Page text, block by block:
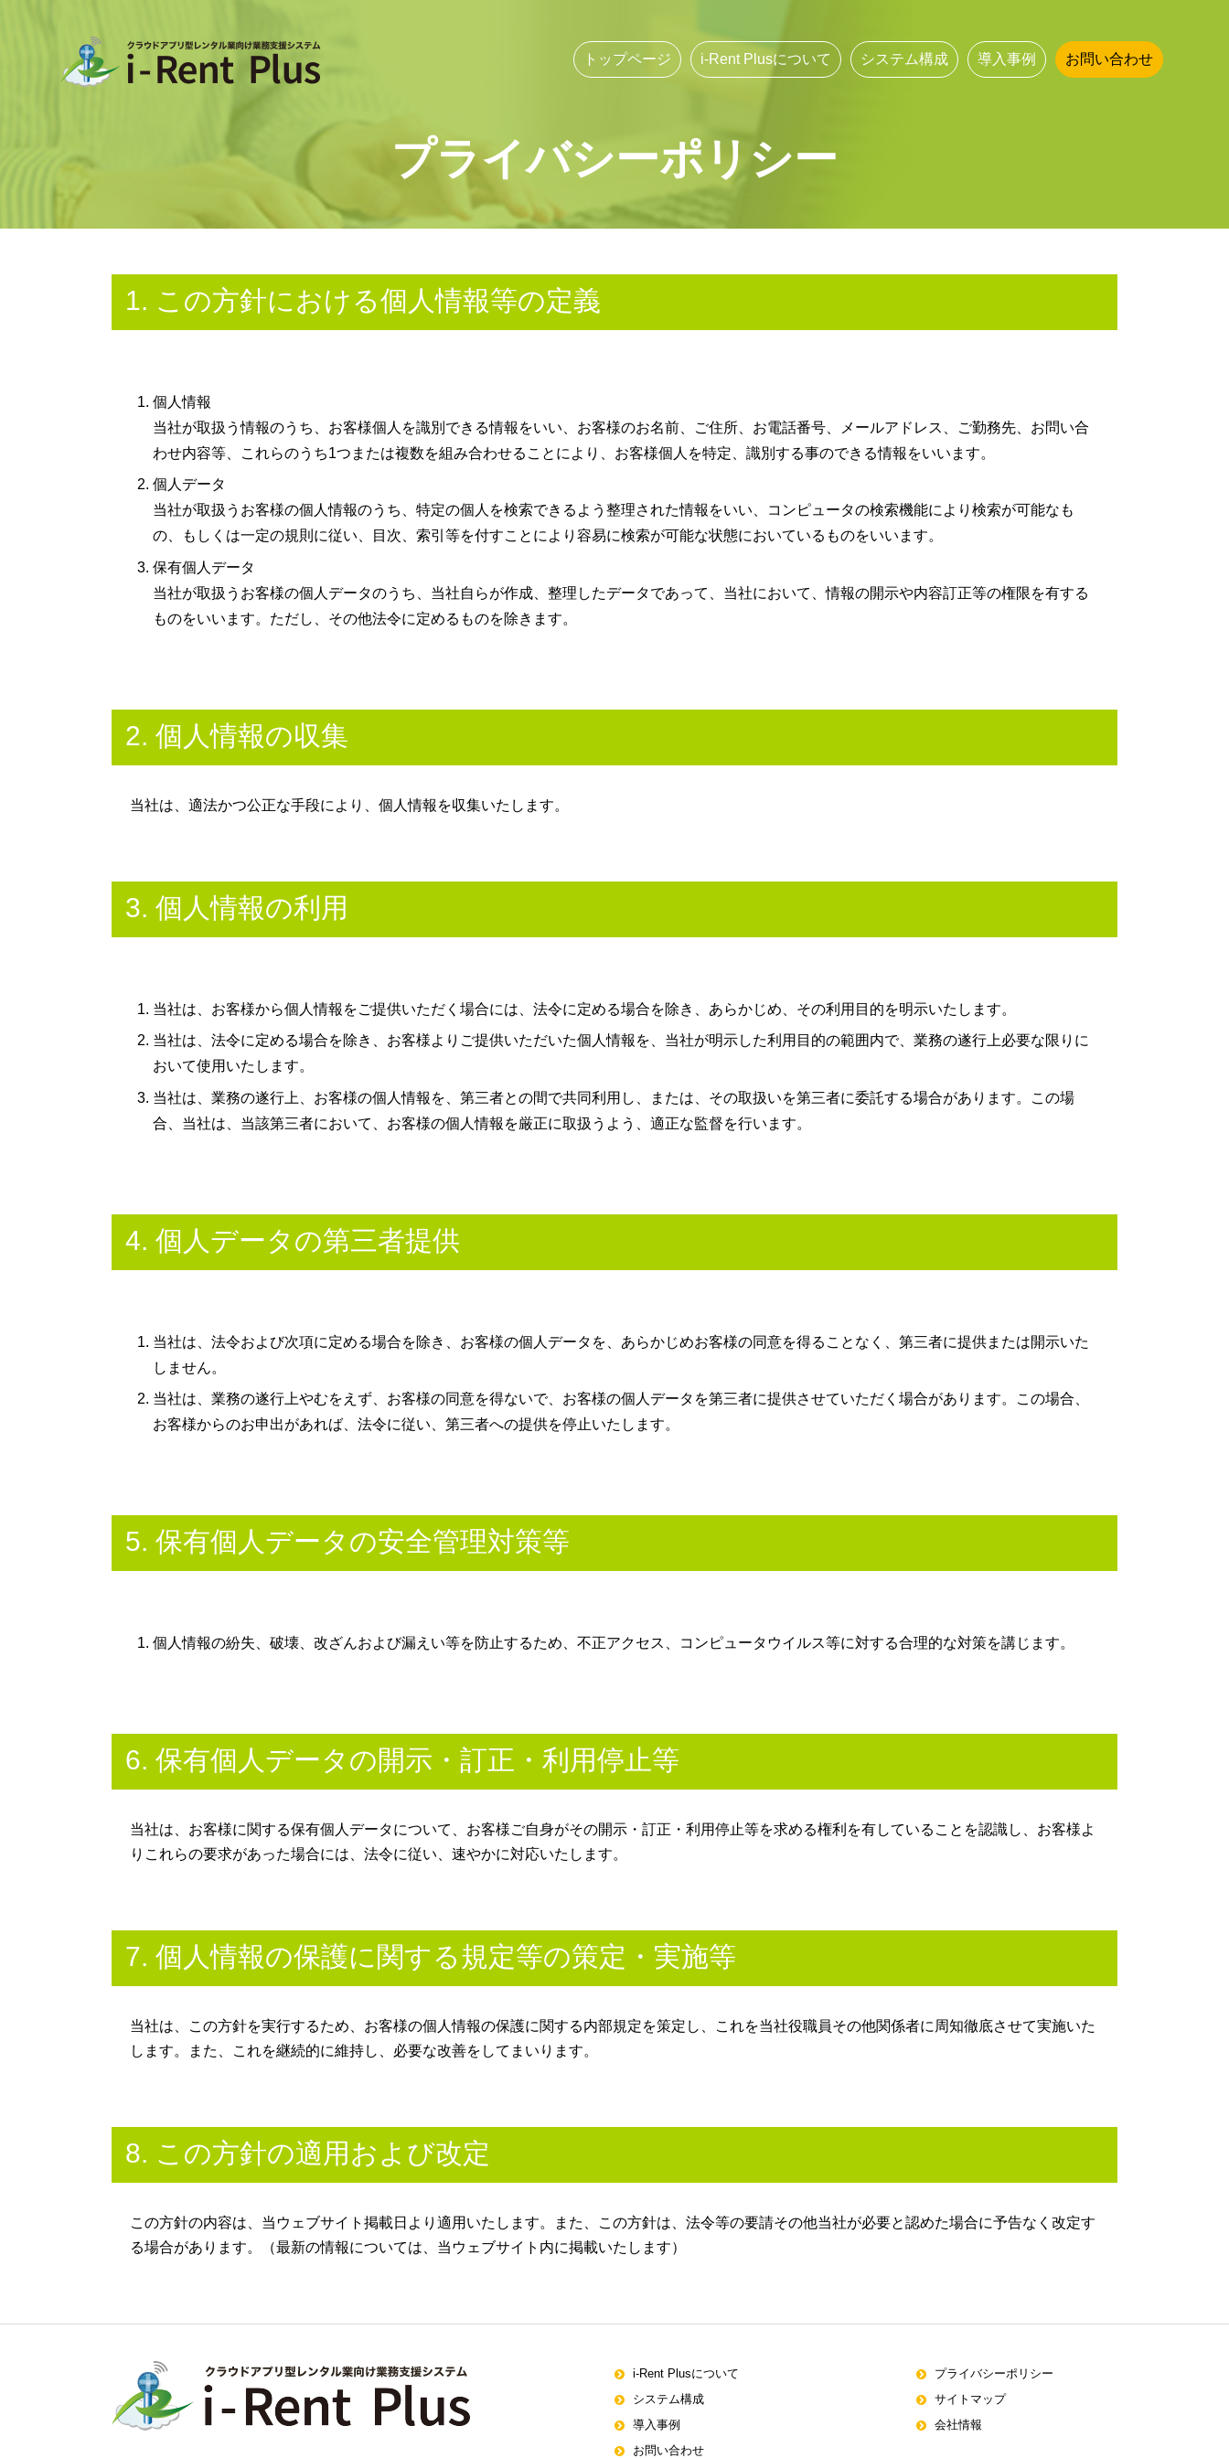
トップページ i-Rent Plusについて システム構成 導入事例 お問い合わせ
プライバシーポリシー
1. この方針における個人情報等の定義
個人情報
当社が取扱う情報のうち、お客様個人を識別できる情報をいい、お客様のお名前、ご住所、お電話番号、メールアドレス、ご勤務先、お問い合
わせ内容等、これらのうち1つまたは複数を組み合わせることにより、お客様個人を特定、識別する事のできる情報をいいます。
個人データ
当社が取扱うお客様の個人情報のうち、特定の個人を検索できるよう整理された情報をいい、コンピュータの検索機能により検索が可能なも
の、もしくは一定の規則に従い、目次、索引等を付すことにより容易に検索が可能な状態においているものをいいます。
保有個人データ
当社が取扱うお客様の個人データのうち、当社自らが作成、整理したデータであって、当社において、情報の開示や内容訂正等の権限を有する
ものをいいます。ただし、その他法令に定めるものを除きます。
2. 個人情報の収集
当社は、適法かつ公正な手段により、個人情報を収集いたします。
3. 個人情報の利用
当社は、お客様から個人情報をご提供いただく場合には、法令に定める場合を除き、あらかじめ、その利用目的を明示いたします。
当社は、法令に定める場合を除き、お客様よりご提供いただいた個人情報を、当社が明示した利用目的の範囲内で、業務の遂行上必要な限りに
おいて使用いたします。
当社は、業務の遂行上、お客様の個人情報を、第三者との間で共同利用し、または、その取扱いを第三者に委託する場合があります。この場
合、当社は、当該第三者において、お客様の個人情報を厳正に取扱うよう、適正な監督を行います。
4. 個人データの第三者提供
当社は、法令および次項に定める場合を除き、お客様の個人データを、あらかじめお客様の同意を得ることなく、第三者に提供または開示いた
しません。
当社は、業務の遂行上やむをえず、お客様の同意を得ないで、お客様の個人データを第三者に提供させていただく場合があります。この場合、
お客様からのお申出があれば、法令に従い、第三者への提供を停止いたします。
5. 保有個人データの安全管理対策等
個人情報の紛失、破壊、改ざんおよび漏えい等を防止するため、不正アクセス、コンピュータウイルス等に対する合理的な対策を講じます。
6. 保有個人データの開示・訂正・利用停止等
当社は、お客様に関する保有個人データについて、お客様ご自身がその開示・訂正・利用停止等を求める権利を有していることを認識し、お客様よ
りこれらの要求があった場合には、法令に従い、速やかに対応いたします。
7. 個人情報の保護に関する規定等の策定・実施等
当社は、この方針を実行するため、お客様の個人情報の保護に関する内部規定を策定し、これを当社役職員その他関係者に周知徹底させて実施いた
します。また、これを継続的に維持し、必要な改善をしてまいります。
8. この方針の適用および改定
この方針の内容は、当ウェブサイト掲載日より適用いたします。また、この方針は、法令等の要請その他当社が必要と認めた場合に予告なく改定す
る場合があります。（最新の情報については、当ウェブサイト内に掲載いたします）
i-Rent Plusについて
システム構成
導入事例
お問い合わせ
プライバシーポリシー
サイトマップ
会社情報